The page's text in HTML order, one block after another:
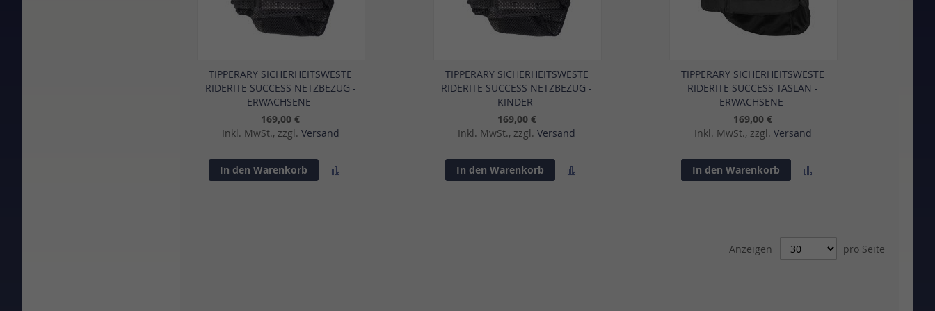
TIPPERARY SICHERHEITSWESTE
RIDERITE SUCCESS NETZBEZUG -
ERWACHSENE-
169,00 €
Inkl. MwSt., zzgl. Versand
In den Warenkorb
TIPPERARY SICHERHEITSWESTE
RIDERITE SUCCESS NETZBEZUG -
KINDER-
169,00 €
Inkl. MwSt., zzgl.Versand
In den Warenkorb
TIPPERARY SICHERHEITSWESTE
RIDERITE SUCCESS TASLAN -
ERWACHSENE-
169,00 €
Inkl. MwSt., zzgl. Versand
In den Warenkorb
Anzeigen pro Seite